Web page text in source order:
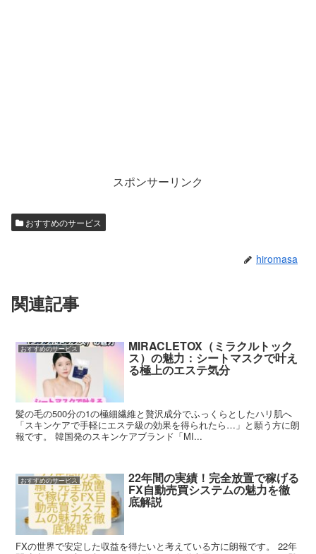
スポンサーリンク
おすすめのサービス
hiromasa
関連記事
おすすめのサービス MIRACLETOX（ミラクルトック
ス）の魅力：シートマスクで叶え
る極上のエステ気分
髪の毛の500分の1の極細繊維と贅沢成分でふっくらとしたハリ肌へ
「スキンケアで手軽にエステ級の効果を得られたら…」と願う方に朗
報です。 韓国発のスキンケアブランド「MI...
おすすめのサービス 22年間の実績！完全放置で稼げる
FX自動売買システムの魅力を徹
底解説
FXの世界で安定した収益を得たいと考えている方に朗報です。 22年